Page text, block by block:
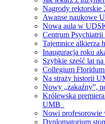
Nagrody rektorskie
Awanse naukowe
Nowa aula w
Centrum Psychiatrii
Tajemnice alkierza
Inauguracja roku
Szybkie sześć lat
Collegium
Na straży historii
Nowy „zakaźny”,
Królewska
UMB
Nowi
Dyplomatorium